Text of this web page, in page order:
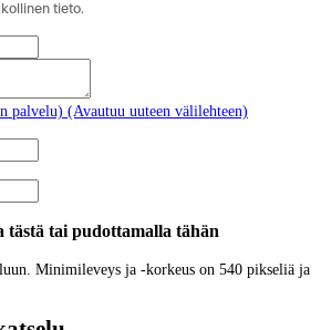
tieto.
palvelu) (Avautuu uuteen välilehteen)
tästä tai pudottamalla tähän
Minimileveys ja -korkeus on 540 pikseliä ja